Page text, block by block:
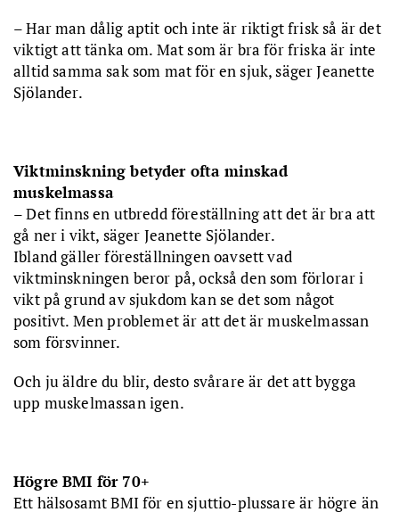
– Har man dålig aptit och inte är riktigt frisk så är det
viktigt att tänka om. Mat som är bra för friska är inte
alltid samma sak som mat för en sjuk, säger Jeanette
Sjölander.
Viktminskning betyder ofta minskad
muskelmassa
– Det finns en utbredd föreställning att det är bra att
gå ner i vikt, säger Jeanette Sjölander.
Ibland gäller föreställningen oavsett vad
viktminskningen beror på, också den som förlorar i
vikt på grund av sjukdom kan se det som något
positivt. Men problemet är att det är muskelmassan
som försvinner.
Och ju äldre du blir, desto svårare är det att bygga
upp muskelmassan igen.
Högre BMI för 70+
Ett hälsosamt BMI för en sjuttio-plussare är högre än